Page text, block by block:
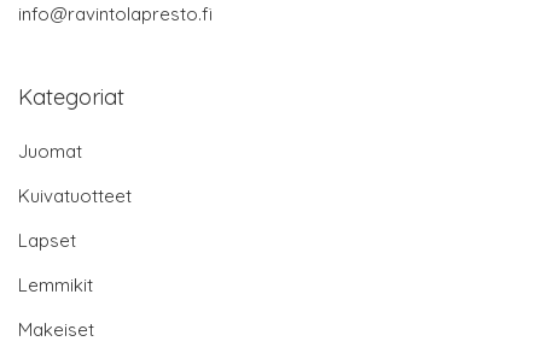
info@ravintolapresto.fi
Kategoriat
Juomat
Kuivatuotteet
Lapset
Lemmikit
Makeiset